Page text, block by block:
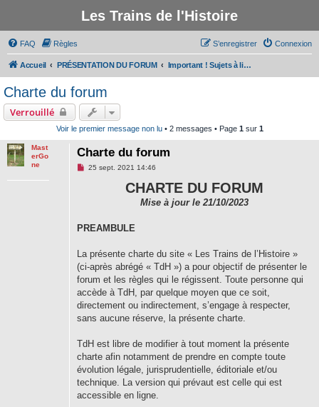
Les Trains de l'Histoire
FAQ Règles Connexion
S’enregistrer
Accueil PRÉSENTATION DU FORUM Important ! Sujets à lire avant de participer au forum
Charte du forum
Verrouillé
Voir le premier message non lu• 2 messages • Page 1sur 1
Mast
erGo
ne
Charte du forum
M
n
l
25 sept. 2021 14:46
CHARTE DU FORUM
Mise à jour le 21/10/2023
PREAMBULE
La présente charte du site « Les Trains de l’Histoire »
(ci-après abrégé « TdH ») a pour objectif de présenter le
forum et les règles qui le régissent. Toute personne qui
accède à TdH, par quelque moyen que ce soit,
directement ou indirectement, s’engage à respecter,
sans aucune réserve, la présente charte.
TdH est libre de modifier à tout moment la présente
charte afin notamment de prendre en compte toute
évolution légale, jurisprudentielle, éditoriale et/ou
technique. La version qui prévaut est celle qui est
accessible en ligne.